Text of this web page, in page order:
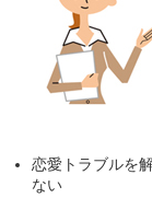
恋愛トラブルを
ない